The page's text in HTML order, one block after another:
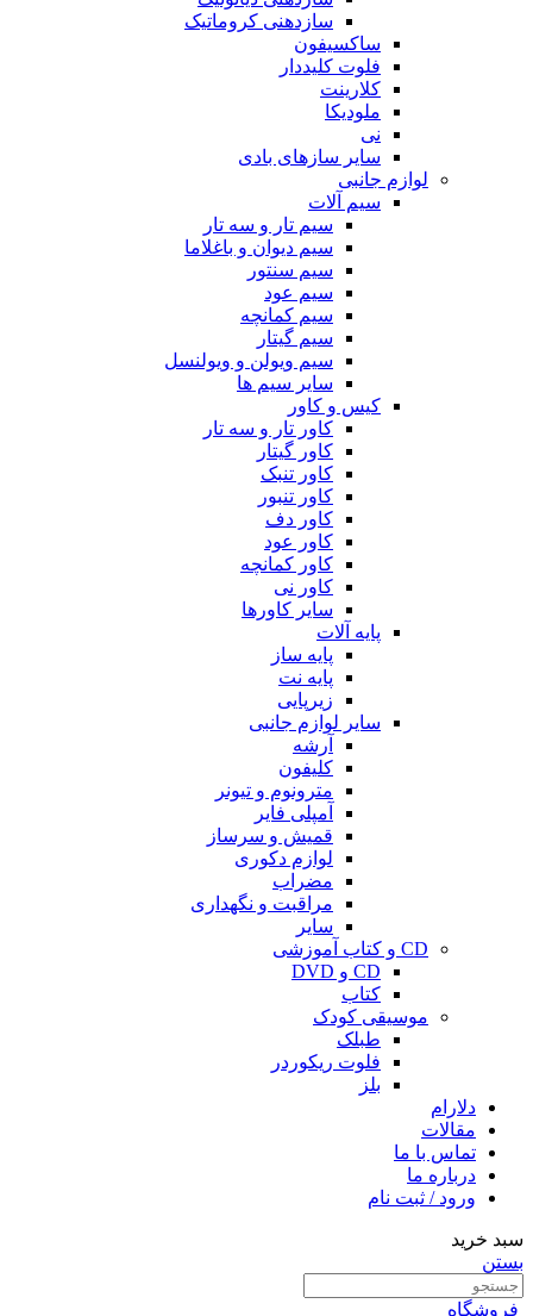
سازدهنی کروماتیک
ساکسیفون
فلوت کلیددار
کلارینت
ملودیکا
نی
سایر سازهای بادی
لوازم جانبی
سیم آلات
سیم تار و سه تار
سیم دیوان و باغلاما
سیم سنتور
سیم عود
سیم کمانچه
سیم گیتار
سیم ویولن و ویولنسل
سایر سیم ها
کیس و کاور
کاور تار و سه تار
کاور گیتار
کاور تنبک
کاور تنبور
کاور دف
کاور عود
کاور کمانچه
کاور نی
سایر کاورها
پایه آلات
پایه ساز
پایه نت
زیرپایی
سایر لوازم جانبی
آرشه
کلیفون
مترونوم و تیونر
آمپلی فایر
قمیش و سرساز
لوازم دکوری
مضراب
مراقبت و نگهداری
سایر
CD و کتاب آموزشی
CD و DVD
کتاب
موسیقی کودک
طبلک
فلوت ریکوردر
بلز
دلارام
مقالات
تماس با ما
درباره ما
ورود / ثبت نام
سبد خرید
بستن
فروشگاه